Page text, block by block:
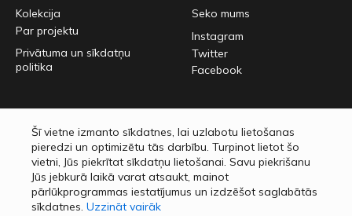
Jaņa Rozentāla laukums 1,
Rīga, LV-1010
lnmm.lv
Kolekcija
Par projektu
Privātuma un sīkdatņu
politika
Seko mums
Instagram
Twitter
Facebook
Šī vietne izmanto sīkdatnes, lai uzlabotu lietošanas
pieredzi un optimizētu tās darbību. Turpinot lietot šo
vietni, Jūs piekrītat sīkdatņu lietošanai. Savu piekrišanu
Jūs jebkurā laikā varat atsaukt, mainot
pārlūkprogrammas iestatījumus un izdzēšot saglabātās
sīkdatnes. Uzzināt vairāk